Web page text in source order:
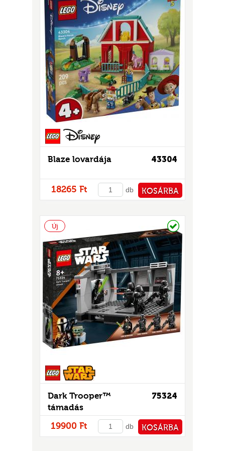
43304
Blaze lovardája
18265 Ft db KOSÁRBA
Új
75324
Dark Trooper™
támadás
19900 Ft db KOSÁRBA